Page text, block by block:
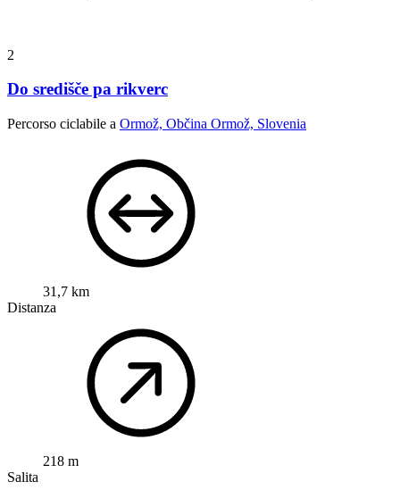
2
Do središče pa rikverc
Percorso ciclabile a Ormož, Občina Ormož, Slovenia
31,7 km
Distanza
218 m
Salita